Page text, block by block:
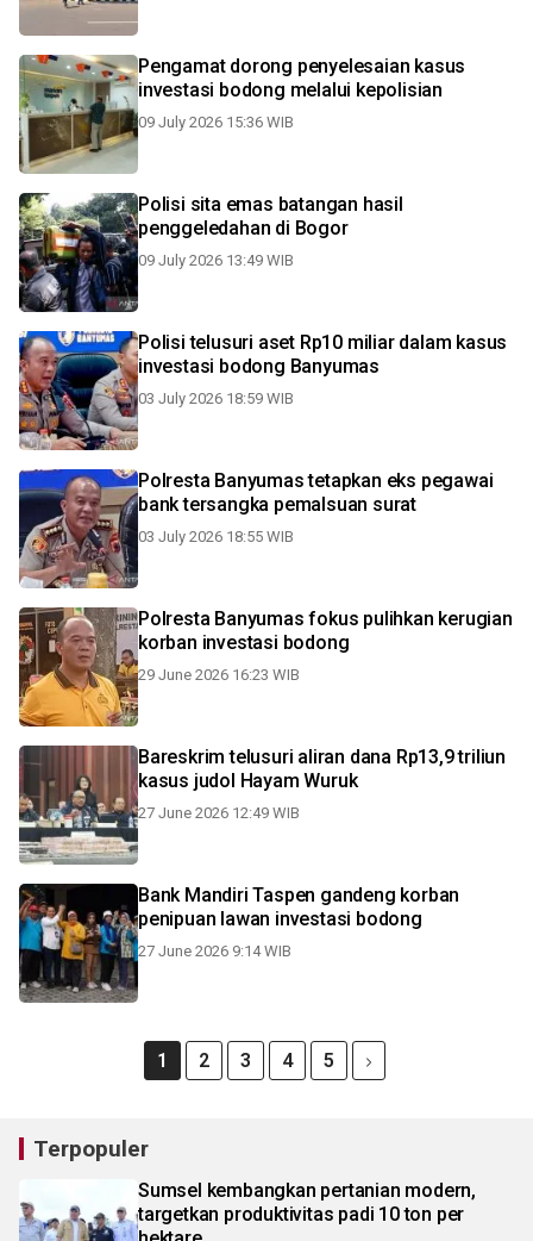
Pengamat dorong penyelesaian kasus
investasi bodong melalui kepolisian
09 July 2026 15:36 WIB
Polisi sita emas batangan hasil
penggeledahan di Bogor
09 July 2026 13:49 WIB
Polisi telusuri aset Rp10 miliar dalam kasus
investasi bodong Banyumas
03 July 2026 18:59 WIB
Polresta Banyumas tetapkan eks pegawai
bank tersangka pemalsuan surat
03 July 2026 18:55 WIB
Polresta Banyumas fokus pulihkan kerugian
korban investasi bodong
29 June 2026 16:23 WIB
Bareskrim telusuri aliran dana Rp13,9 triliun
kasus judol Hayam Wuruk
27 June 2026 12:49 WIB
Bank Mandiri Taspen gandeng korban
penipuan lawan investasi bodong
27 June 2026 9:14 WIB
1 2 3 4 5
Terpopuler
Sumsel kembangkan pertanian modern,
targetkan produktivitas padi 10 ton per